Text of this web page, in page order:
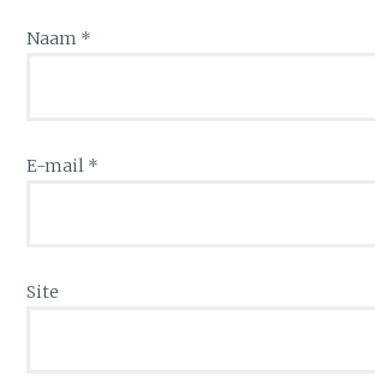
Naam *
E-mail *
Site